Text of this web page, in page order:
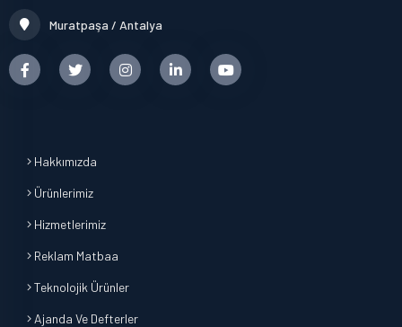
Muratpaşa / Antalya
Hakkımızda
Ürünlerimiz
Hizmetlerimiz
Reklam Matbaa
Teknolojik Ürünler
Ajanda Ve Defterler